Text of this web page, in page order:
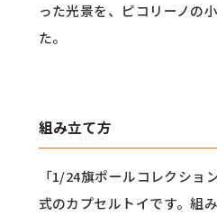
った光景を、ピコリーノの
た。
組み立て方
「1/24旗ポールコレクショ
式のカプセルトイです。組